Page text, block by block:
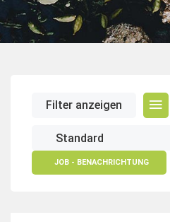
Filter anzeigen
JOB - BENACHRICHTUNG